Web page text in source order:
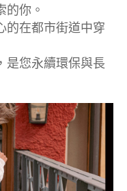
的你。
的在都市街道中穿
是您永續環保與長